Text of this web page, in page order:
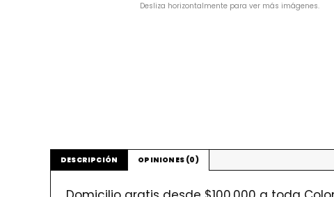
Desliza horizontalmente para ver más imágenes.
DESCRIPCIÓN OPINIONES (0)